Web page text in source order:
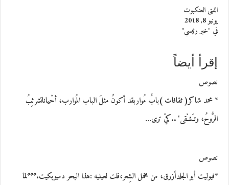
الفتى العنكبوت
يونيو 8, 2018
في "خبر رئيسي"
إقرأ أيضاً
نصوص
* محمد شاكر( ثقافات )بابٌ مُواربقد أكونُ مثلَ الباب المُوارب، أحْياناتشرئِبُ
الرُّوحُ، وتـَشـْقى' ..كيْ ترى…
نصوص
*فيوليت أبو الجلدأزرق، من مخمل الشِعر،قلت لعينيه :هذا البحر دميوبكيت.***لما